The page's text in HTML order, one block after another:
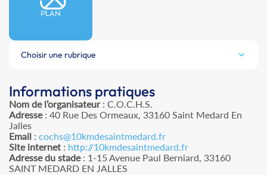
PLAN
Choisir une rubrique
Informations pratiques
Nom de l’organisateur: C.O.C.H.S.
Adresse: 40 Rue Des Ormeaux, 33160 Saint Medard En
Jalles
Email : cochs@10kmdesaintmedard.fr
Site internet : http://10kmdesaintmedard.fr
Adresse du stade: 1-15 Avenue Paul Berniard, 33160
SAINT MEDARD EN JALLES